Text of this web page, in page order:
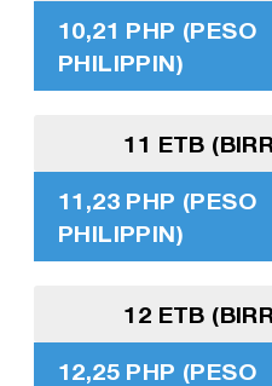
10,21 PHP (PESO
PHILIPPIN)
11 ETB
11,23 PHP (PESO
PHILIPPIN)
12 ETB
12,25 PHP (PESO